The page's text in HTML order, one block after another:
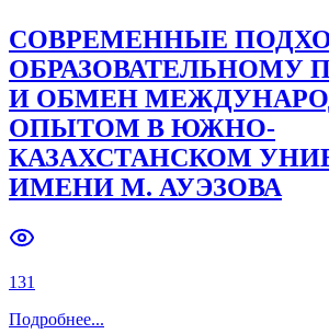
СОВРЕМЕННЫЕ
ОБРАЗОВАТЕЛЬНОМУ
И ОБМЕН
ОПЫТОМ В ЮЖНО-
КАЗАХСТАНСКОМ
ИМЕНИ М. АУЭЗОВА
131
Подробнее...